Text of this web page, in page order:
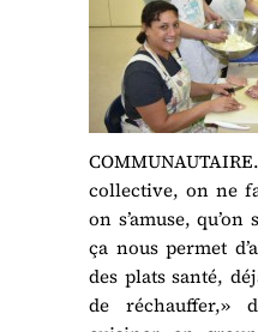
collective, on ne
on s’amuse,
ça nous permet
des plats santé,
de réchauffer,»